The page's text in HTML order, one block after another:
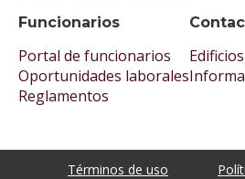
Funcionarios
Portal de funcionarios
Oportunidades laborales
Reglamentos
Términos de uso